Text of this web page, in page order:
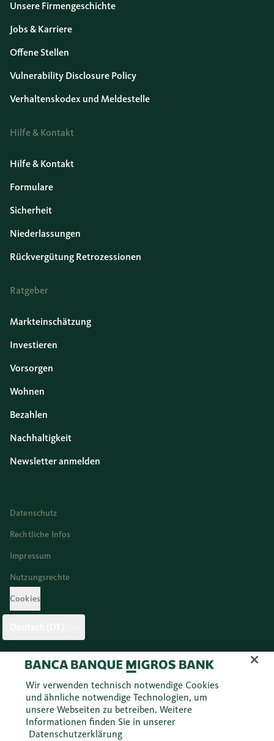
Unsere Firmengeschichte
Jobs & Karriere
Offene Stellen
Vulnerability Disclosure Policy
Verhaltenskodex und Meldestelle
Hilfe & Kontakt
Hilfe & Kontakt
Formulare
Sicherheit
Niederlassungen
Rückvergütung Retrozessionen
Ratgeber
Markteinschätzung
Investieren
Vorsorgen
Wohnen
Bezahlen
Nachhaltigkeit
Newsletter anmelden
Datenschutz
Rechtliche Infos
Impressum
Nutzungsrechte
Cookies
Twitter Facebook Blog Instagram Youtube
© 2026 Migros Bank AG
Wir verwenden technisch notwendige Cookies
und ähnliche notwendige Technologien, um
unsere Webseiten zu betreiben. Weitere
Informationen finden Sie in unserer
Datenschutzerklärung